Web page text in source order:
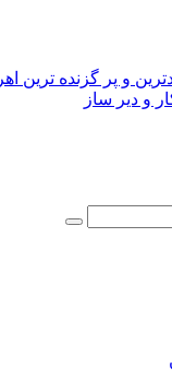
و پر گزنده ترین
و دیر ساز
جستجو